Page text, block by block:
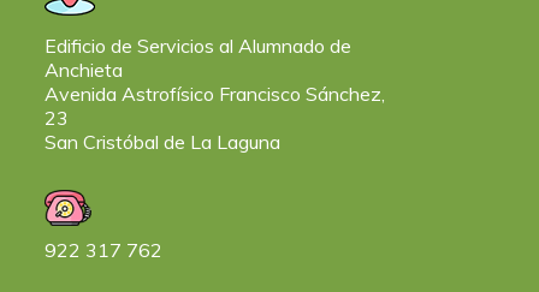
Edificio de Servicios al Alumnado de
Anchieta
Avenida Astrofísico Francisco Sánchez,
23
San Cristóbal de La Laguna
922 317 762